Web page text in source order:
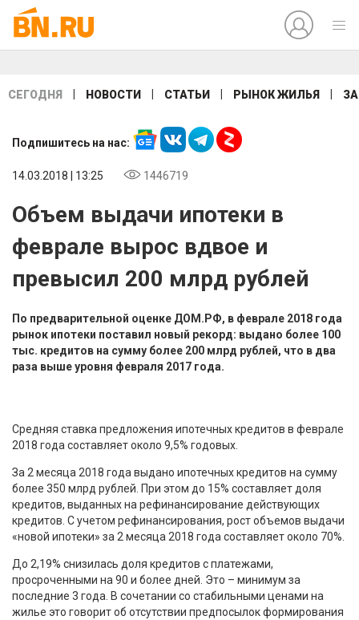
СЕГОДНЯ НОВОСТИ СТАТЬИ РЫНОК ЖИЛЬЯ
Подпишитесь на нас:
14.03.2018 | 13:25 1446719
Объем выдачи ипотеки в
феврале вырос вдвое и
превысил 200 млрд рублей
По предварительной оценке ДОМ.РФ, в феврале 2018 года
рынок ипотеки поставил новый рекорд: выдано более 100
тыс. кредитов на сумму более 200 млрд рублей, что в два
раза выше уровня февраля 2017 года.
Средняя ставка предложения ипотечных кредитов в феврале
2018 года составляет около 9,5% годовых.
За 2 месяца 2018 года выдано ипотечных кредитов на сумму
более 350 млрд рублей. При этом до 15% составляет доля
кредитов, выданных на рефинансирование действующих
кредитов. С учетом рефинансирования, рост объемов выдачи
«новой ипотеки» за 2 месяца 2018 года составляет около 70%.
До 2,19% снизилась доля кредитов с платежами,
просроченными на 90 и более дней. Это – минимум за
последние 3 года. В сочетании со стабильными ценами на
жилье это говорит об отсутствии предпосылок формирования